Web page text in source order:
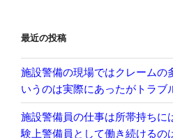
ン
最近の投稿
施設警備の現場ではクレームの
いうのは実際にあったがトラブ
施設警備員の仕事は所帯持ちに
験上警備員として働き続けるの